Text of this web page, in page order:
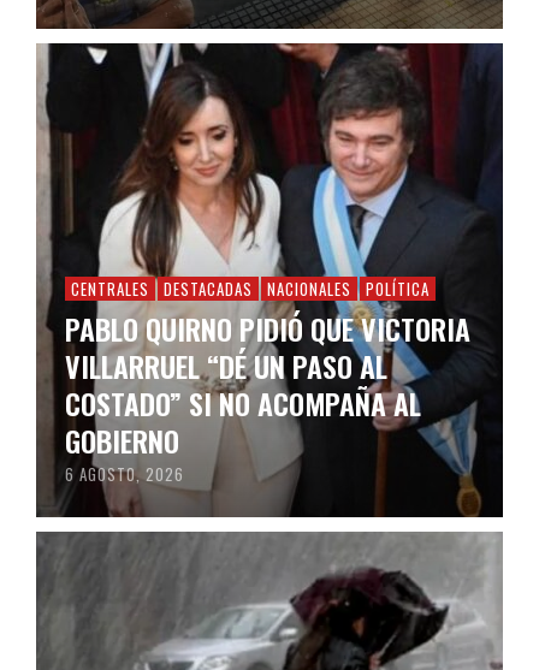
CENTRALES DESTACADAS NACIONALES POLÍTICA
PABLO QUIRNO PIDIÓ QUE VICTORIA
VILLARRUEL “DÉ UN PASO AL
COSTADO” SI NO ACOMPAÑA AL
GOBIERNO
6 AGOSTO, 2026